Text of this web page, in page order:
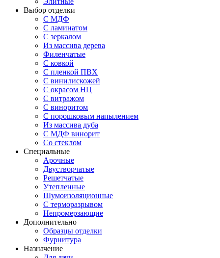
Выбор отделки
С МДФ
С ламинатом
С зеркалом
Из массива дерева
Филенчатые
С ковкой
С пленкой ПВХ
С винилискожей
С окрасом НЦ
С витражом
С виноритом
С порошковым напылением
Из массива дуба
С МДФ винорит
Со стеклом
Специальные
Арочные
Двустворчатые
Решетчатые
Утепленные
Шумоизоляционные
С терморазрывом
Непромерзающие
Дополнительно
Образцы отделки
Фурнитура
Назначение